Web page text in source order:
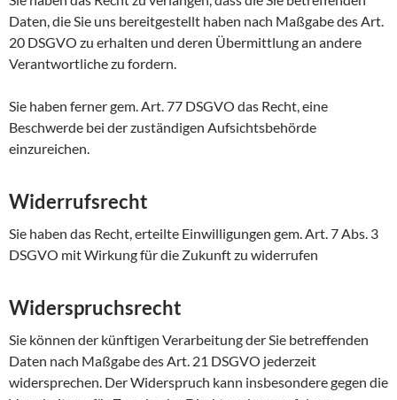
Daten, die Sie uns bereitgestellt haben nach Maßgabe des Art.
20 DSGVO zu erhalten und deren Übermittlung an andere
Verantwortliche zu fordern.
Sie haben ferner gem. Art. 77 DSGVO das Recht, eine
Beschwerde bei der zuständigen Aufsichtsbehörde
einzureichen.
Widerrufsrecht
Sie haben das Recht, erteilte Einwilligungen gem. Art. 7 Abs. 3
DSGVO mit Wirkung für die Zukunft zu widerrufen
Widerspruchsrecht
Sie können der künftigen Verarbeitung der Sie betreffenden
Daten nach Maßgabe des Art. 21 DSGVO jederzeit
widersprechen. Der Widerspruch kann insbesondere gegen die